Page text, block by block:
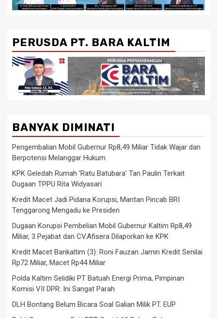
PERUSDA PT. BARA KALTIM
BANYAK DIMINATI
Pengembalian Mobil Gubernur Rp8,49 Miliar Tidak Wajar dan
Berpotensi Melanggar Hukum
KPK Geledah Rumah ‘Ratu Batubara’ Tan Paulin Terkait
Dugaan TPPU Rita Widyasari
Kredit Macet Jadi Pidana Korupsi, Mantan Pincab BRI
Tenggarong Mengadu ke Presiden
Dugaan Korupsi Pembelian Mobil Gubernur Kaltim Rp8,49
Miliar, 3 Pejabat dan CV.Afisera Dilaporkan ke KPK
Kredit Macet Bankaltim (3): Roni Fauzan Jamin Kredit Senilai
Rp72 Miliar, Macet Rp44 Miliar
Polda Kaltim Selidiki PT Batuah Energi Prima, Pimpinan
Komisi VII DPR: Ini Sangat Parah
DLH Bontang Belum Bicara Soal Galian Milik PT. EUP